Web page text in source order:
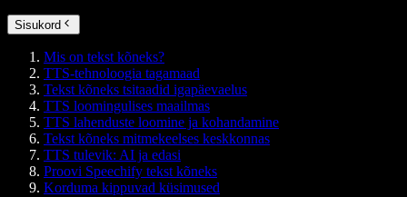
Sisukord
Mis on tekst kõneks?
TTS-tehnoloogia tagamaad
Tekst kõneks tsitaadid igapäevaelus
TTS loomingulises maailmas
TTS lahenduste loomine ja kohandamine
Tekst kõneks mitmekeelses keskkonnas
TTS tulevik: AI ja edasi
Proovi Speechify tekst kõneks
Korduma kippuvad küsimused